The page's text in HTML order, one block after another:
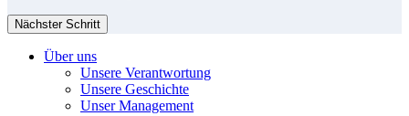
Nächster Schritt
Über uns
Unsere Verantwortung
Unsere Geschichte
Unser Management